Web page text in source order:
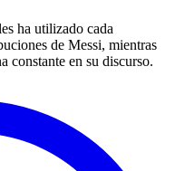
ha utilizado cada
de Messi, mientras
constante en su discurso.